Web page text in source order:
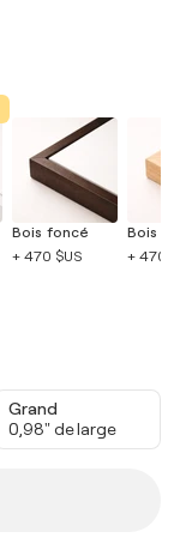
Bois foncé
+ 470 $US
Bois
+ 470
Grand
0,98" de large